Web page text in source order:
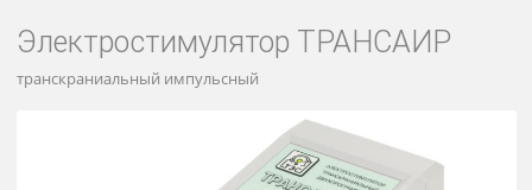
Электростимулятор ТРАНСАИР
транскраниальный импульсный